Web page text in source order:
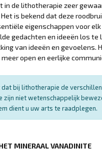
in de lithotherapie zeer
is bekend dat deze
eigenschappen voor
gedachten en ideeën los
van ideeën en
open en eerlijke
bij lithotherapie de
niet wetenschappelijk
dient u uw arts te raadplegen.
MINERAAL VANADINITE